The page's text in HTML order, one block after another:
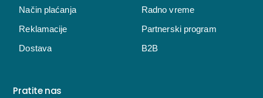
Način plaćanja
Reklamacije
Dostava
Radno vreme
Partnerski program
B2B
Pratite nas